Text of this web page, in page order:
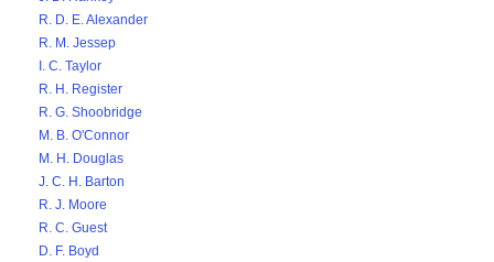
R. D. E. Alexander
R. M. Jessep
I. C. Taylor
R. H. Register
R. G. Shoobridge
M. B. O'Connor
M. H. Douglas
J. C. H. Barton
R. J. Moore
R. C. Guest
D. F. Boyd